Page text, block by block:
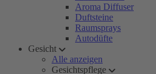
Aroma Diffuser
Duftsteine
Raumsprays
Autodüfte
Gesicht
Alle anzeigen
Gesichtspflege